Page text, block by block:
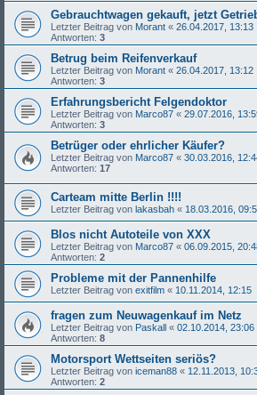
Gebrauchtwagen gekauft, jetzt
Letzter Beitrag von Morant « 26.04.2017, 13:13
Antworten: 3
Betrug beim Reifenverkauf
Letzter Beitrag von Morant « 26.04.2017, 13:12
Antworten: 3
Erfahrungsbericht Felgendoktor
Letzter Beitrag von Marco87 « 29.07.2016,
Antworten: 3
Betrüger oder ehrlicher Käufer?
Letzter Beitrag von Marco87 « 30.03.2016,
Antworten: 17
Carteam mitte Berlin !!!!
Letzter Beitrag von lakasbah « 18.03.2016,
Blos nicht Autoteile von XXX
Letzter Beitrag von Marco87 « 06.09.2015,
Antworten: 2
Probleme mit der Pannenhilfe
Letzter Beitrag von exitfilm « 10.11.2014, 12:15
fragen zum Neuwagenkauf im Netz
Letzter Beitrag von Paskall « 02.10.2014, 23:06
Antworten: 8
Motorsport Wettseiten seriös?
Letzter Beitrag von iceman88 « 12.11.2013,
Antworten: 2